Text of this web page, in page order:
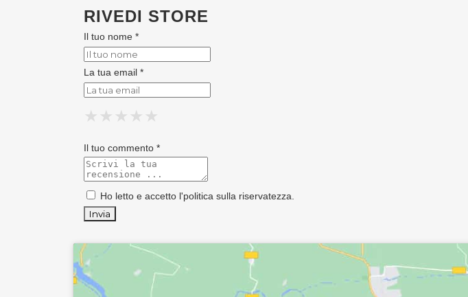
RIVEDI STORE
Il tuo nome *
La tua email *
★
★ ★
★ ★ ★
★ ★ ★ ★
★ ★ ★ ★ ★
Il tuo commento *
Ho letto e accetto l'politica sulla riservatezza